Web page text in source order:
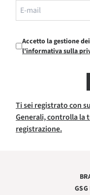
Accetto la gestione
l'informativa sulla
Ti sei registrato con
Generali, controlla la
registrazione.